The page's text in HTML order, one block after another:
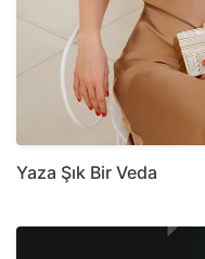
Yaza Şık Bir Veda